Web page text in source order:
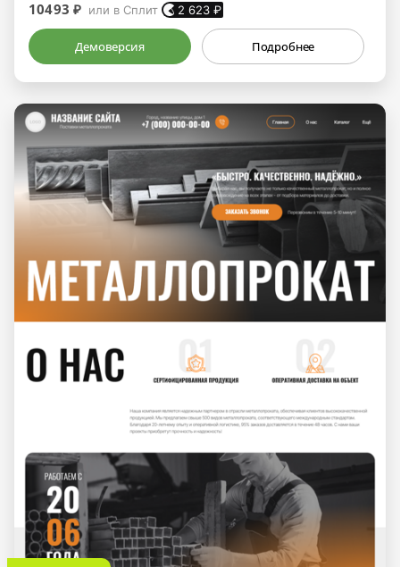
10493 ₽ или в Сплит 2 623 ₽
Демоверсия Подробнее